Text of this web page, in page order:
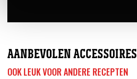
AANBEVOLEN ACCESSOIRES
OOK LEUK VOOR ANDERE RECEPTEN